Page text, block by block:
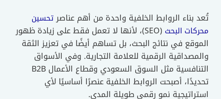
تُعد بناء الروابط الخلفية واحدة من أهم عناصرتحسين
محركات البحث
(SEO)، لأنها لا تعمل فقط على زيادة ظهور
الموقع في نتائج البحث، بل تساهم أيضًا في تعزيز الثقة
والمصداقية الرقمية للعلامة التجارية. وفي الأسواق
التنافسية مثل السوق السعودي وقطاع الأعمال B2B
تحديدًا، أصبحت الروابط الخلفية عنصرًا أساسيًا لأي
استراتيجية نمو رقمي طويلة المدى.